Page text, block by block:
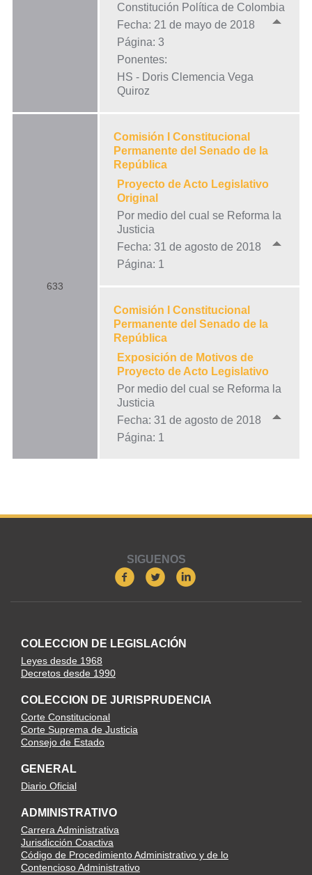
Constitución Política de Colombia
Fecha: 21 de mayo de 2018
Página: 3
Ponentes:
HS - Doris Clemencia Vega
Quiroz
633
Comisión I Constitucional
Permanente del Senado de la
República
Proyecto de Acto Legislativo
Original
Por medio del cual se Reforma la
Justicia
Fecha: 31 de agosto de 2018
Página: 1
Comisión I Constitucional
Permanente del Senado de la
República
Exposición de Motivos de
Proyecto de Acto Legislativo
Por medio del cual se Reforma la
Justicia
Fecha: 31 de agosto de 2018
Página: 1
SIGUENOS
COLECCION DE LEGISLACIÓN
Leyes desde 1968
Decretos desde 1990
COLECCION DE JURISPRUDENCIA
Corte Constitucional
Corte Suprema de Justicia
Consejo de Estado
GENERAL
Diario Oficial
ADMINISTRATIVO
Carrera Administrativa
Jurisdicción Coactiva
Código de Procedimiento Administrativo y de lo
Contencioso Administrativo